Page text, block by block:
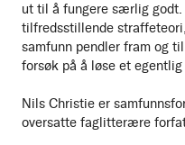
ut til å fungere særlig godt.
tilfredsstillende
samfunn pendler fram og
forsøk på å løse et
Nils Christie er
oversatte faglitterære